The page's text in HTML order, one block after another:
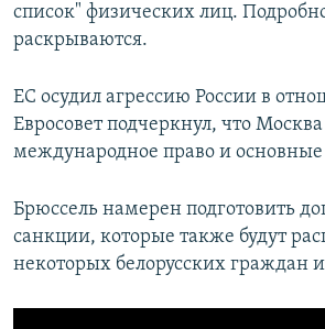
список" физических лиц.
раскрываются.
ЕС осудил агрессию России в
Евросовет подчеркнул, что
международное право и
Брюссель намерен подготовить
санкции, которые также будут
некоторых белорусских граждан